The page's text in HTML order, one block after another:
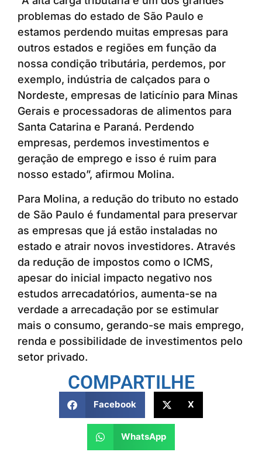
problemas do estado de São Paulo e
estamos perdendo muitas empresas para
outros estados e regiões em função da
nossa condição tributária, perdemos, por
exemplo, indústria de calçados para o
Nordeste, empresas de laticínio para Minas
Gerais e processadoras de alimentos para
Santa Catarina e Paraná. Perdendo
empresas, perdemos investimentos e
geração de emprego e isso é ruim para
nosso estado”, afirmou Molina.
Para Molina, a redução do tributo no estado
de São Paulo é fundamental para preservar
as empresas que já estão instaladas no
estado e atrair novos investidores. Através
da redução de impostos como o ICMS,
apesar do inicial impacto negativo nos
estudos arrecadatórios, aumenta-se na
verdade a arrecadação por se estimular
mais o consumo, gerando-se mais emprego,
renda e possibilidade de investimentos pelo
setor privado.
COMPARTILHE
Facebook X
WhatsApp